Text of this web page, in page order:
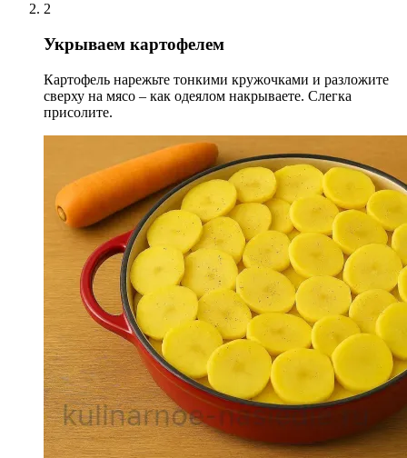
2
Укрываем картофелем
Картофель нарежьте тонкими кружочками и разложите
сверху на мясо – как одеялом накрываете. Слегка
присолите.